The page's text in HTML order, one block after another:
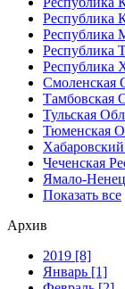
Республика
Республика
Республика
Республика
Смоленская
Тамбовская
Тульская
Тюменская
Чеченская
Ямало-
Показать все
Архив
2019 [8]
Январь [1]